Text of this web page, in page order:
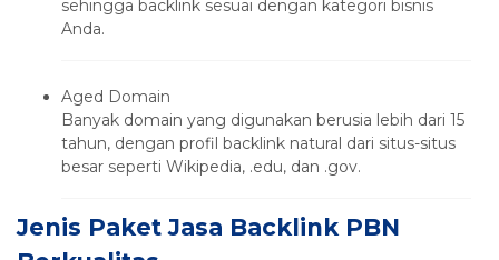
sehingga backlink sesuai dengan kategori bisnis
Anda.
Aged Domain
Banyak domain yang digunakan berusia lebih dari 15
tahun, dengan profil backlink natural dari situs-situs
besar seperti Wikipedia, .edu, dan .gov.
Jenis Paket Jasa Backlink PBN